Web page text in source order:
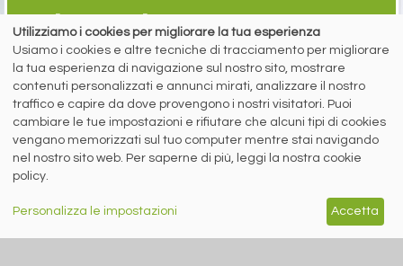
siderweb
LA COMMUNITY DELL'ACCIAIO
Siderweb S.p.A. SB Società del gruppo Morandi Group s.r.l.
ISSN 2532 -2982
Sede sociale: Flero (Brescia) Via Don Milani 5
T. +39 030 254 00 06
E. info@siderweb.com
Tutti i diritti sono riservati
Utilizziamo i cookies per migliorare la tua esperienza
Usiamo i cookies e altre tecniche di tracciamento per migliorare
la tua esperienza di navigazione sul nostro sito, mostrare
contenuti personalizzati e annunci mirati, analizzare il nostro
traffico e capire da dove provengono i nostri visitatori. Puoi
cambiare le tue impostazioni e rifiutare che alcuni tipi di cookies
vengano memorizzati sul tuo computer mentre stai navigando
nel nostro sito web. Per saperne di più, leggi la nostra cookie
policy.
Personalizza le impostazioni Accetta